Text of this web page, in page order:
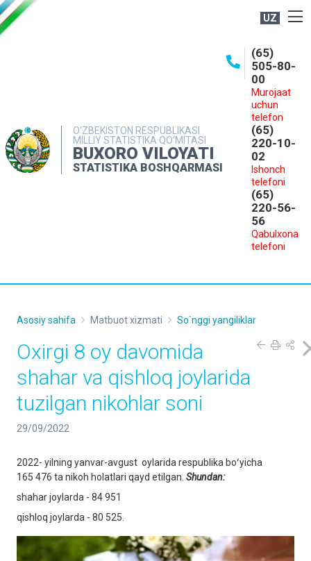
UZ
O‘ZBEKISTON RESPUBLIKASI
MILLIY STATISTIKA QO‘MITASI
BUXORO VILOYATI
STATISTIKA BOSHQARMASI
(65)
505-80-
00
Murojaat
uchun
telefon
(65)
220-10-
02
Ishonch
telefoni
(65)
220-56-
56
Qabulxona
telefoni
MATBUOT XIZMATI
MUROJAATLAR
Asosiy sahifa Matbuot xizmati So`nggi yangiliklar
Oxirgi 8 oy davomida
shahar va qishloq joylarida
tuzilgan nikohlar soni
29/09/2022
2022- yilning yanvar-avgust oylarida respublika boʻyicha
165 476 ta nikoh holatlari qayd etilgan. Shundan:
shahar joylarda - 84 951
qishloq joylarda - 80 525.